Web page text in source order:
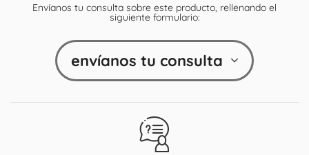
Envíanos tu consulta sobre este producto, rellenando el
siguiente formulario:
envíanos tu consulta